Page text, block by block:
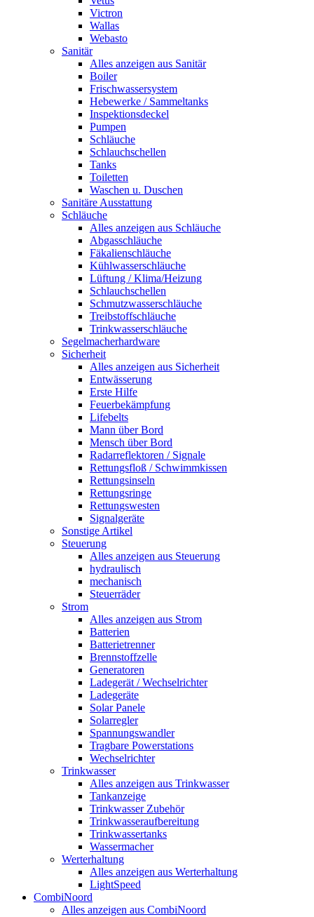
Victron
Wallas
Webasto
Sanitär
Alles anzeigen aus Sanitär
Boiler
Frischwassersystem
Hebewerke / Sammeltanks
Inspektionsdeckel
Pumpen
Schläuche
Schlauchschellen
Tanks
Toiletten
Waschen u. Duschen
Sanitäre Ausstattung
Schläuche
Alles anzeigen aus Schläuche
Abgasschläuche
Fäkalienschläuche
Kühlwasserschläuche
Lüftung / Klima/Heizung
Schlauchschellen
Schmutzwasserschläuche
Treibstoffschläuche
Trinkwasserschläuche
Segelmacherhardware
Sicherheit
Alles anzeigen aus Sicherheit
Entwässerung
Erste Hilfe
Feuerbekämpfung
Lifebelts
Mann über Bord
Mensch über Bord
Radarreflektoren / Signale
Rettungsfloß / Schwimmkissen
Rettungsinseln
Rettungsringe
Rettungswesten
Signalgeräte
Sonstige Artikel
Steuerung
Alles anzeigen aus Steuerung
hydraulisch
mechanisch
Steuerräder
Strom
Alles anzeigen aus Strom
Batterien
Batterietrenner
Brennstoffzelle
Generatoren
Ladegerät / Wechselrichter
Ladegeräte
Solar Panele
Solarregler
Spannungswandler
Tragbare Powerstations
Wechselrichter
Trinkwasser
Alles anzeigen aus Trinkwasser
Tankanzeige
Trinkwasser Zubehör
Trinkwasseraufbereitung
Trinkwassertanks
Wassermacher
Werterhaltung
Alles anzeigen aus Werterhaltung
LightSpeed
CombiNoord
Alles anzeigen aus CombiNoord